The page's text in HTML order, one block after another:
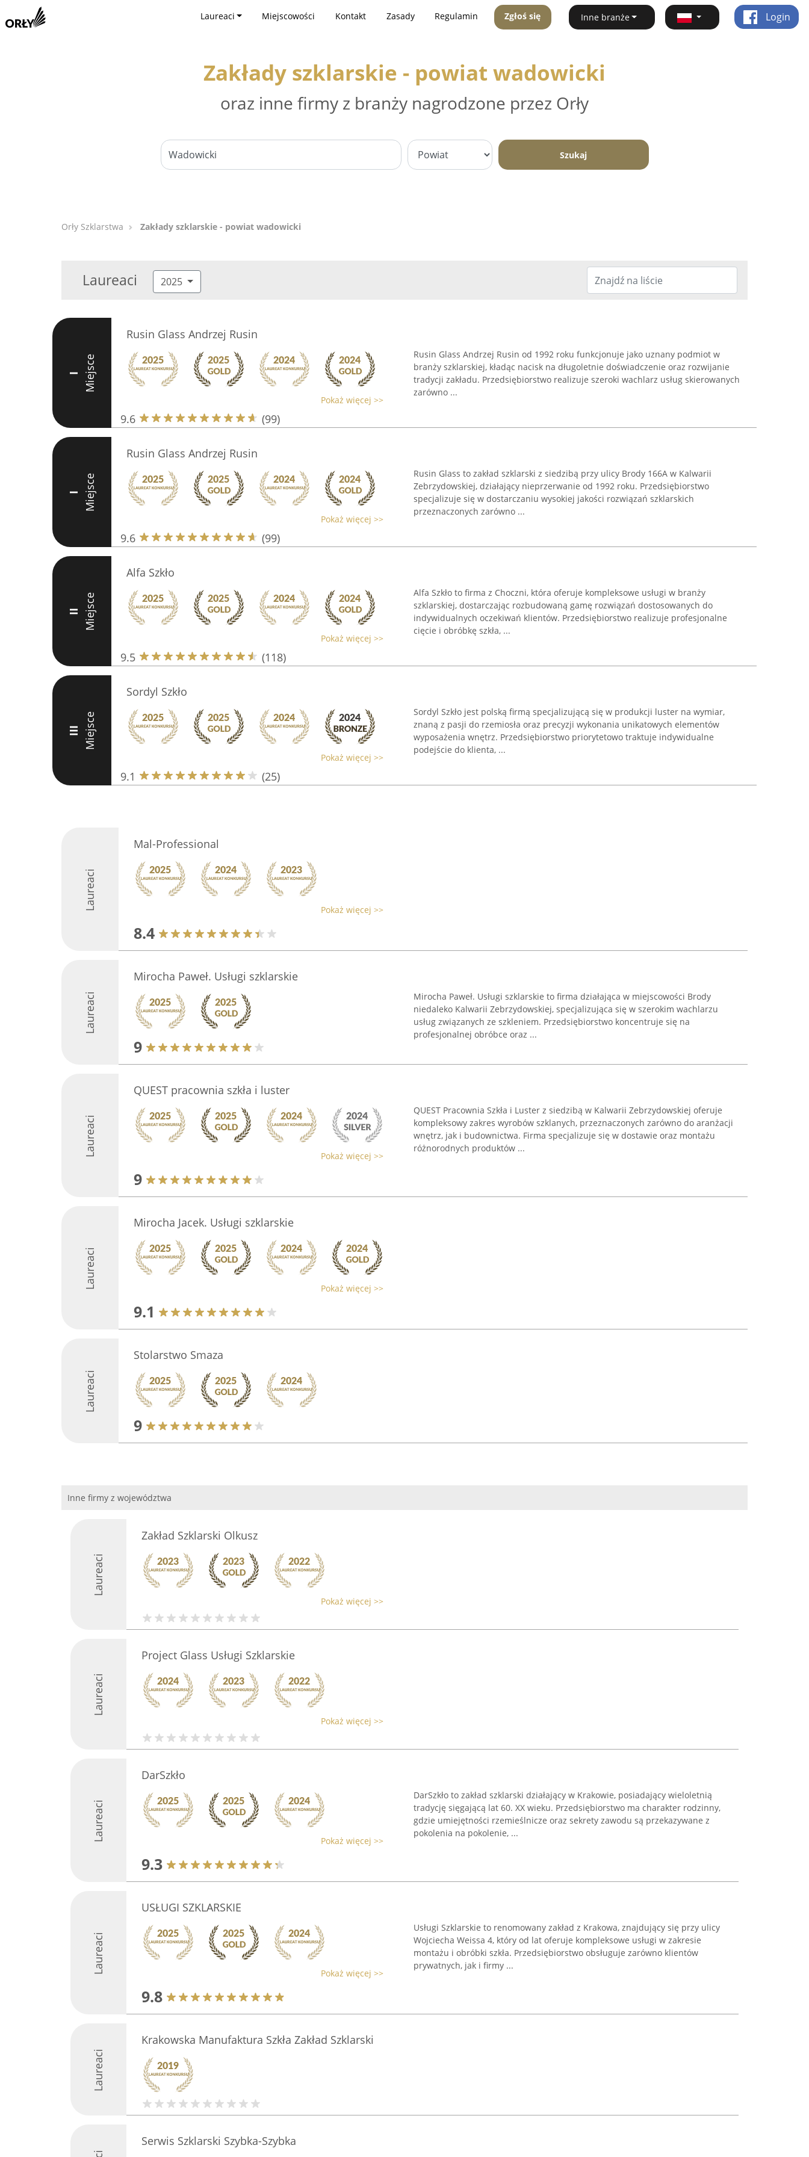
Laureaci Miejscowości Kontakt Zasady Regulamin Zgłoś się Inne branże Login
Zakłady szklarskie - powiat wadowicki
oraz inne firmy z branży nagrodzone przez Orły
Szukaj
Orły Szklarstwa Zakłady szklarskie - powiat wadowicki
Laureaci 2025
I Miejsce
Rusin Glass Andrzej Rusin
Pokaż więcej >>
9.6 (99)
Rusin Glass Andrzej Rusin od 1992 roku funkcjonuje jako uznany podmiot w
branży szklarskiej, kładąc nacisk na długoletnie doświadczenie oraz rozwijanie
tradycji zakładu. Przedsiębiorstwo realizuje szeroki wachlarz usług skierowanych
zarówno ...
I Miejsce
Rusin Glass Andrzej Rusin
Pokaż więcej >>
9.6 (99)
Rusin Glass to zakład szklarski z siedzibą przy ulicy Brody 166A w Kalwarii
Zebrzydowskiej, działający nieprzerwanie od 1992 roku. Przedsiębiorstwo
specjalizuje się w dostarczaniu wysokiej jakości rozwiązań szklarskich
przeznaczonych zarówno ...
II Miejsce
Alfa Szkło
Pokaż więcej >>
9.5 (118)
Alfa Szkło to firma z Choczni, która oferuje kompleksowe usługi w branży
szklarskiej, dostarczając rozbudowaną gamę rozwiązań dostosowanych do
indywidualnych oczekiwań klientów. Przedsiębiorstwo realizuje profesjonalne
cięcie i obróbkę szkła, ...
III Miejsce
Sordyl Szkło
Pokaż więcej >>
9.1 (25)
Sordyl Szkło jest polską firmą specjalizującą się w produkcji luster na wymiar,
znaną z pasji do rzemiosła oraz precyzji wykonania unikatowych elementów
wyposażenia wnętrz. Przedsiębiorstwo priorytetowo traktuje indywidualne
podejście do klienta, ...
Laureaci
Mal-Professional
Pokaż więcej >>
8.4
Laureaci
Mirocha Paweł. Usługi szklarskie
9
Mirocha Paweł. Usługi szklarskie to firma działająca w miejscowości Brody
niedaleko Kalwarii Zebrzydowskiej, specjalizująca się w szerokim wachlarzu
usług związanych ze szkleniem. Przedsiębiorstwo koncentruje się na
profesjonalnej obróbce oraz ...
Laureaci
QUEST pracownia szkła i luster
Pokaż więcej >>
9
QUEST Pracownia Szkła i Luster z siedzibą w Kalwarii Zebrzydowskiej oferuje
kompleksowy zakres wyrobów szklanych, przeznaczonych zarówno do aranżacji
wnętrz, jak i budownictwa. Firma specjalizuje się w dostawie oraz montażu
różnorodnych produktów ...
Laureaci
Mirocha Jacek. Usługi szklarskie
Pokaż więcej >>
9.1
Laureaci
Stolarstwo Smaza
9
Inne firmy z województwa
Laureaci
Zakład Szklarski Olkusz
Pokaż więcej >>
Laureaci
Project Glass Usługi Szklarskie
Pokaż więcej >>
Laureaci
DarSzkło
Pokaż więcej >>
9.3
DarSzkło to zakład szklarski działający w Krakowie, posiadający wieloletnią
tradycję sięgającą lat 60. XX wieku. Przedsiębiorstwo ma charakter rodzinny,
gdzie umiejętności rzemieślnicze oraz sekrety zawodu są przekazywane z
pokolenia na pokolenie, ...
Laureaci
USŁUGI SZKLARSKIE
Pokaż więcej >>
9.8
Usługi Szklarskie to renomowany zakład z Krakowa, znajdujący się przy ulicy
Wojciecha Weissa 4, który od lat oferuje kompleksowe usługi w zakresie
montażu i obróbki szkła. Przedsiębiorstwo obsługuje zarówno klientów
prywatnych, jak i firmy ...
Laureaci
Krakowska Manufaktura Szkła Zakład Szklarski
Serwis Szklarski Szybka-Szybka